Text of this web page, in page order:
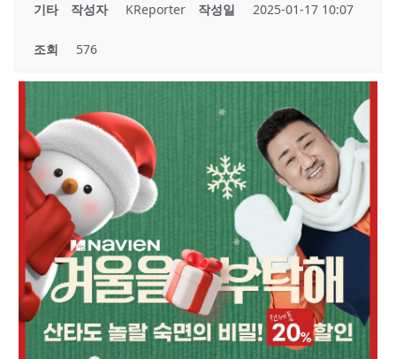
기타 작성자 KReporter 작성일 2025-01-17 10:07
조회 576